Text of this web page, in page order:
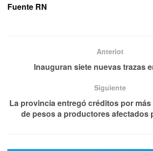
Fuente RN
Anteriot
Inauguran siete nuevas trazas
Siguiente
La provincia entregó créditos por
de pesos a productores afectados